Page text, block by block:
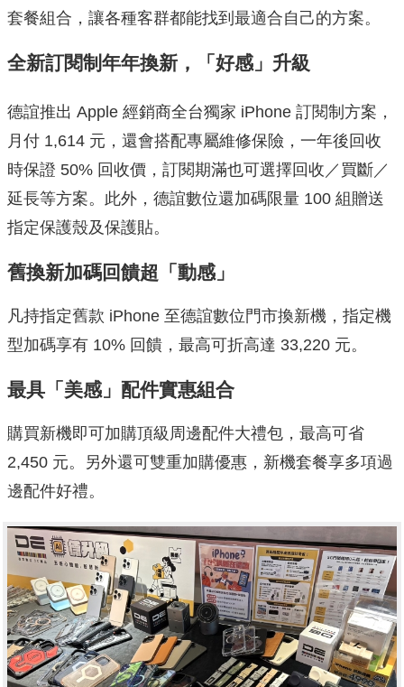
套餐組合，讓各種客群都能找到最適合自己的方案。
全新訂閱制年年換新，「好感」升級
德誼推出 Apple 經銷商全台獨家 iPhone 訂閱制方案，
月付 1,614 元，還會搭配專屬維修保險，一年後回收
時保證 50% 回收價，訂閱期滿也可選擇回收／買斷／
延長等方案。此外，德誼數位還加碼限量 100 組贈送
指定保護殼及保護貼。
舊換新加碼回饋超「動感」
凡持指定舊款 iPhone 至德誼數位門市換新機，指定機
型加碼享有 10% 回饋，最高可折高達 33,220 元。
最具「美感」配件實惠組合
購買新機即可加購頂級周邊配件大禮包，最高可省
2,450 元。另外還可雙重加購優惠，新機套餐享多項過
邊配件好禮。